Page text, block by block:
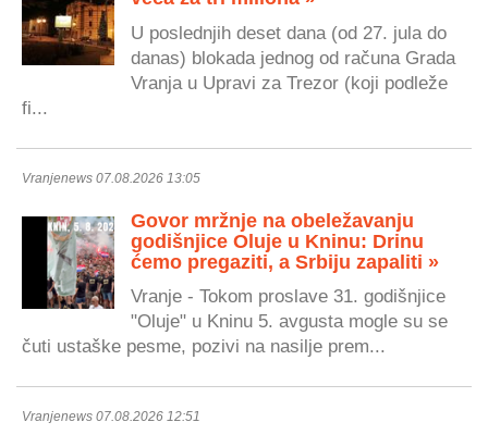
U poslednjih deset dana (od 27. jula do
danas) blokada jednog od računa Grada
Vranja u Upravi za Trezor (koji podleže
fi...
Vranjenews 07.08.2026 13:05
Govor mržnje na obeležavanju
godišnjice Oluje u Kninu: Drinu
ćemo pregaziti, a Srbiju zapaliti »
Vranje - Tokom proslave 31. godišnjice
"Oluje" u Kninu 5. avgusta mogle su se
čuti ustaške pesme, pozivi na nasilje prem...
Vranjenews 07.08.2026 12:51